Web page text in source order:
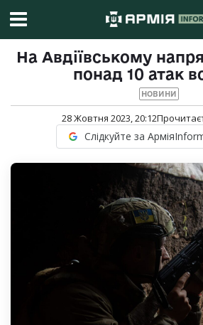
На Авдіївському
понад 10 атак
НОВИНИ
28 Жовтня 2023, 20:12
Слідкуйте за